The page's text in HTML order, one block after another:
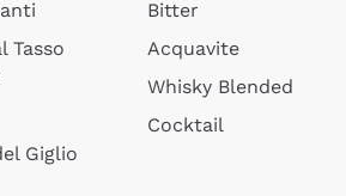
Tasso
Giglio
Bitter
Acquavite
Whisky Blended
Cocktail